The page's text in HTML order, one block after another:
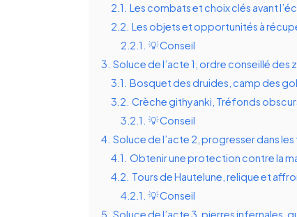
2.1. Les combats et choix clés avant
2.2. Les objets et opportunités à
2.2.1. 💡 Conseil
3. Soluce de l’acte 1, ordre conseillé
3.1. Bosquet des druides, camp des
3.2. Crèche githyanki, Tréfonds
3.2.1. 💡 Conseil
4. Soluce de l’acte 2, progresser dans
4.1. Obtenir une protection contre la
4.2. Tours de Hautelune, relique et
4.2.1. 💡 Conseil
5. Soluce de l’acte 3, pierres infernales,